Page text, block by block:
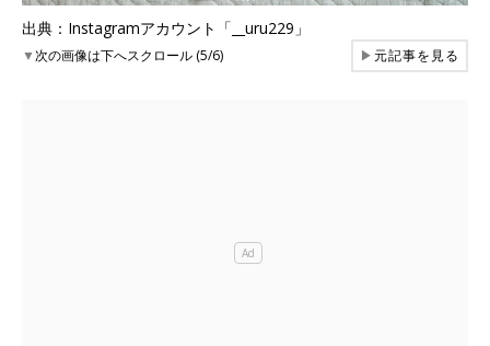
出典：Instagramアカウント「__uru229」
▼次の画像は下へスクロール (5/6) ▶元記事を見る